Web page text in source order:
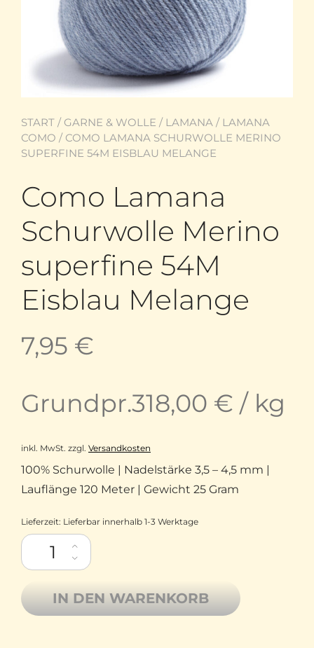
START / GARNE & WOLLE / LAMANA / LAMANA
COMO / COMO LAMANA SCHURWOLLE MERINO
SUPERFINE 54M EISBLAU MELANGE
Como Lamana
Schurwolle Merino
superfine 54M
Eisblau Melange
7,95 €
Grundpr.318,00 € / kg
inkl. MwSt. zzgl. Versandkosten
100% Schurwolle | Nadelstärke 3,5 – 4,5 mm |
Lauflänge 120 Meter | Gewicht 25 Gram
Lieferzeit: Lieferbar innerhalb 1-3 Werktage
Como Lamana Schurwolle Merino superfine 54M Eisblau
IN DEN WARENKORB